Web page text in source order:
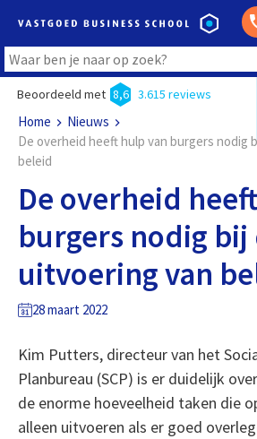
Beoordeeld met 8,6 3.615 reviews
Home
Nieuws
De overheid heeft hulp van burgers nodig
beleid
De overheid
burgers nodig bij
uitvoering van
28 maart 2022
Kim Putters, directeur van het
Planbureau (SCP) is er duidelijk
de enorme hoeveelheid taken die
alleen uitvoeren als er goed